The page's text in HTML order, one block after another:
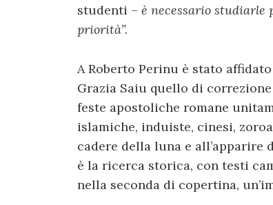
studenti – è necessario studiarle
priorità”.
A Roberto Perinu è stato
Grazia Saiu quello di
feste apostoliche romane
islamiche, induiste, cinesi,
cadere della luna e all’apparire
è la ricerca storica, con testi
nella seconda di copertina,